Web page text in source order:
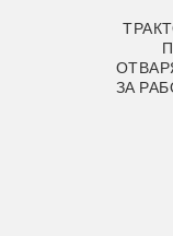
ЗА